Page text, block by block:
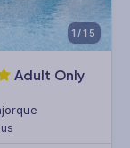
1/15
Adult Only